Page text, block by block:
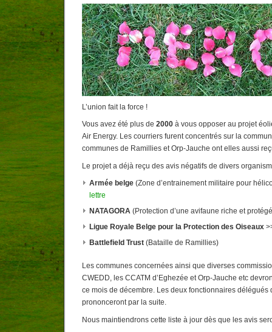
L’union fait la force !
Vous avez été plus de 2000 à vous opposer au projet
Air Energy. Les courriers furent concentrés sur la
communes de Ramillies et Orp-Jauche ont elles aussi
Le projet a déjà reçu des avis négatifs de divers
Armée belge (Zone d’entrainement militaire pour
lettre
NATAGORA (Protection d’une avifaune riche et
Ligue Royale Belge pour la Protection des Oiseaux
Battlefield Trust (Bataille de Ramillies)
Les communes concernées ainsi que diverses
CWEDD, les CCATM d’Eghezée et Orp-Jauche etc
ce mois de décembre. Les deux fonctionnaires délégués
prononceront par la suite.
Nous maintiendrons cette liste à jour dès que les avis